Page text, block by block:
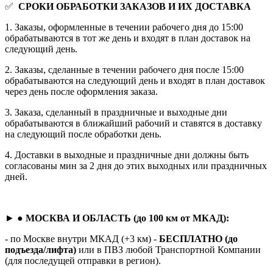
✅ СРОКИ ОБРАБОТКИ ЗАКАЗОВ И ИХ ДОСТАВКА
1. Заказы, оформленные в течении рабочего дня до 15:00
обрабатываются в тот же день и входят в план доставок на
следующий день.
2. Заказы, сделанные в течении рабочего дня после 15:00
обрабатываются на следующий день и входят в план доставок
через день после оформления заказа.
3. Заказа, сделанный в праздничные и выходные дни
обрабатываются в ближайший рабочий и ставятся в доставку
на следующий после обработки день.
4. Доставки в выходные и праздничные дни должны быть
согласованы мин за 2 дня до этих выходных или праздничных
дней.
► ● МОСКВА И ОБЛАСТЬ (до 100 км от МКАД):
- по Москве внутри МКАД (+3 км) - БЕСПЛАТНО (до
подъезда/лифта) или в ПВЗ любой Транспортной Компании
(для последущей отправки в регион).